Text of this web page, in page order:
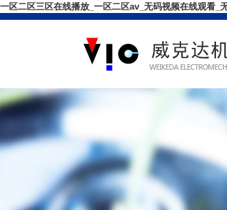
一区二区三区在线播放_一区二区av_无码视频在线观看_